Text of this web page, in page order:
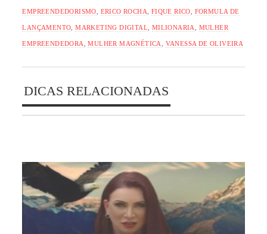
EMPREENDEDORISMO ERICO ROCHA FIQUE RICO FORMULA DE
LANÇAMENTO ,MARKETING DIGITAL MILIONARIA MULHER
EMPREENDEDORA ,MULHER MAGNÉTICA VANESSA DE OLIVEIRA
DICAS RELACIONADAS